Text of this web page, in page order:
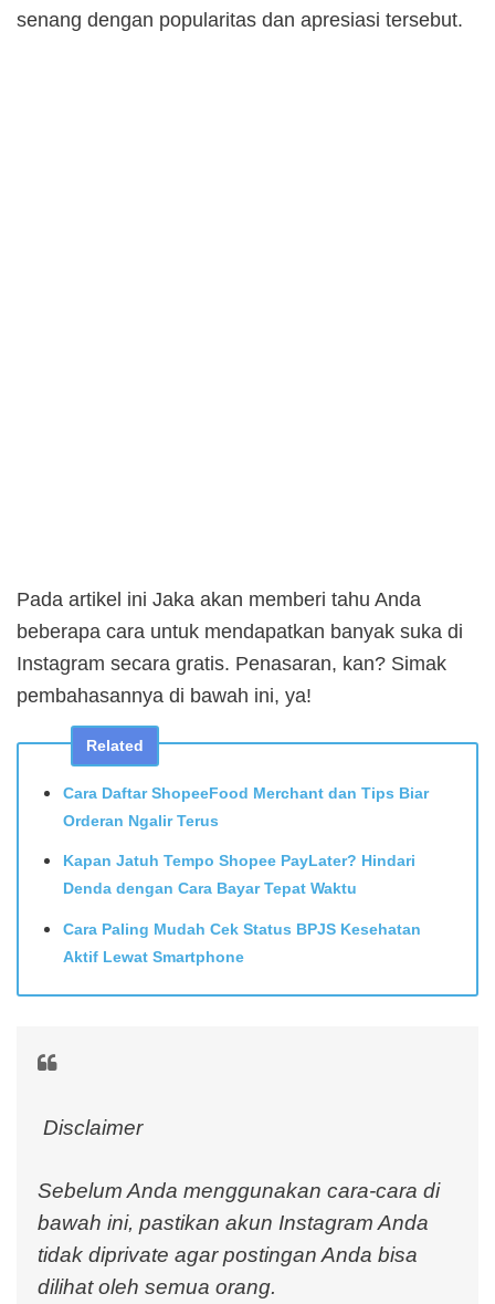
senang dengan popularitas dan apresiasi tersebut.
Pada artikel ini Jaka akan memberi tahu Anda
beberapa cara untuk mendapatkan banyak suka di
Instagram secara gratis. Penasaran, kan? Simak
pembahasannya di bawah ini, ya!
Related
Cara Daftar ShopeeFood Merchant dan Tips Biar
Orderan Ngalir Terus
Kapan Jatuh Tempo Shopee PayLater? Hindari
Denda dengan Cara Bayar Tepat Waktu
Cara Paling Mudah Cek Status BPJS Kesehatan
Aktif Lewat Smartphone
Disclaimer
Sebelum Anda menggunakan cara-cara di
bawah ini, pastikan akun Instagram Anda
tidak diprivate agar postingan Anda bisa
dilihat oleh semua orang.